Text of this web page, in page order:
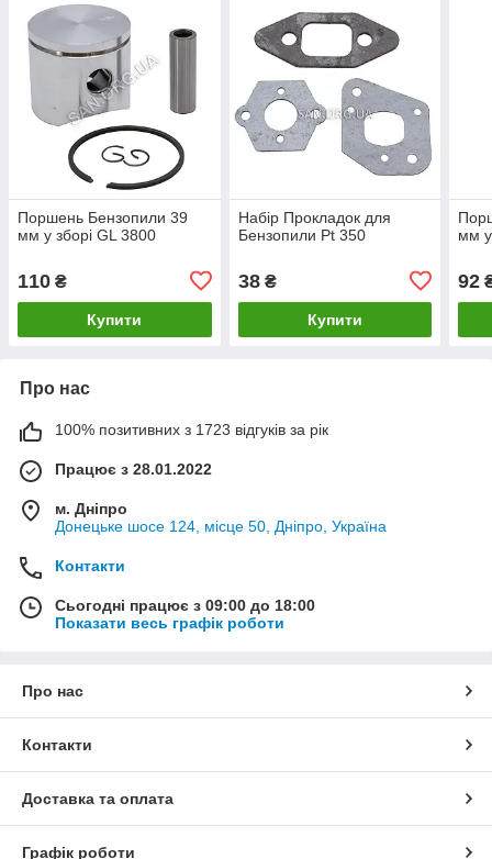
Поршень Бензопили 39
мм у зборі GL 3800
110 ₴
Купити
Набір Прокладок для
Бензопили Pt 350
38₴
Купити
мм у
92
Про нас
100% позитивних з 1723 відгуків за рік
Працює з 28.01.2022
м. Дніпро
Донецьке шосе 124, місце 50, Дніпро, Україна
Контакти
Сьогодні працює з 09:00 до 18:00
Показати весь графік роботи
Про нас
Контакти
Доставка та оплата
Графік роботи